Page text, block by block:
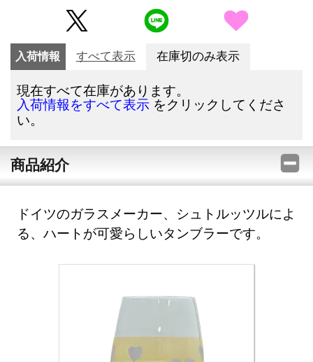
入荷情報 すべて表示 在庫切のみ表示
現在すべて在庫があります。
入荷情報をすべて表示 をクリックしてくださ
い。
商品紹介
ドイツのガラスメーカー、シュトルッツルによ
る、ハートが可愛らしいタンブラーです。